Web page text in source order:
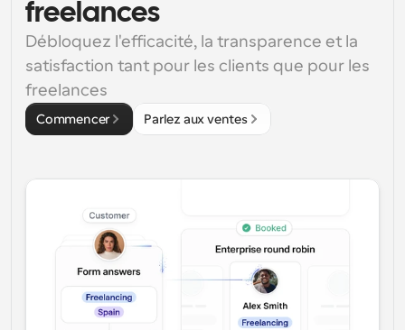
freelances
Débloquez l'efficacité, la transparence et la
satisfaction tant pour les clients que pour les
freelances
Commencer Parlez aux ventes